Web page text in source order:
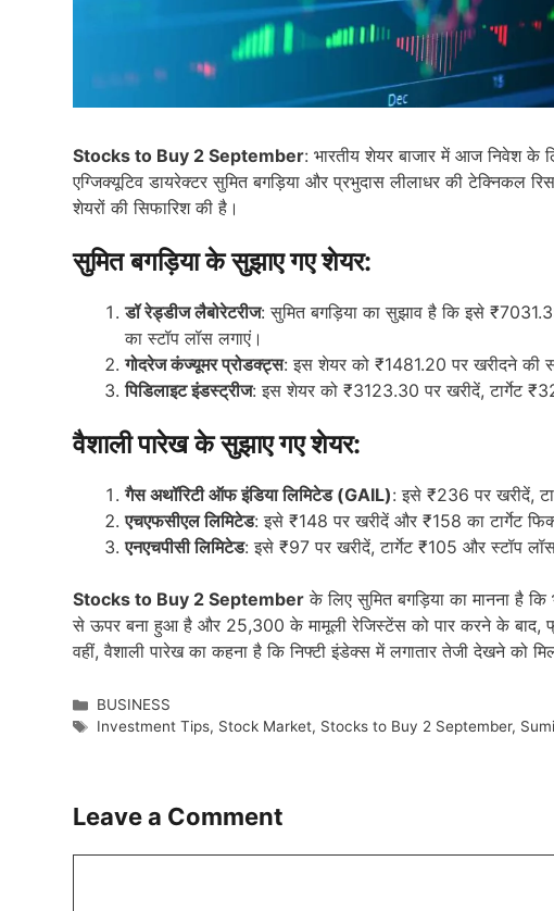
Stocks to Buy 2 September: भारतीय शेयर बाजार में आज निवेश के
एग्जिक्यूटिव डायरेक्टर सुमित बगड़िया और प्रभुदास लीलाधर की टेक्निकल
शेयरों की सिफारिश की है।
सुमित बगड़िया के सुझाए गए शेयर:
डॉ रेड्डीज लैबोरेटरीज: सुमित बगड़िया का सुझाव है कि इसे
का स्टॉप लॉस लगाएं।
गोदरेज कंज्यूमर प्रोडक्ट्स: इस शेयर को ₹1481.20 पर खरीदने की
पिडिलाइट इंडस्ट्रीज: इस शेयर को ₹3123.30 पर खरीदें, टार्गेट
वैशाली पारेख के सुझाए गए शेयर:
गैस अथॉरिटी ऑफ इंडिया लिमिटेड (GAIL): इसे ₹236 पर खरीदें,
एचएफसीएल लिमिटेड: इसे ₹148 पर खरीदें और ₹158 का टार्गेट
एनएचपीसी लिमिटेड: इसे ₹97 पर खरीदें, टार्गेट ₹105 और स्टॉप
Stocks to Buy 2 September के लिए सुमित बगड़िया का मानना है
से ऊपर बना हुआ है और 25,300 के मामूली रेजिस्टेंस को पार करने के
वहीं, वैशाली पारेख का कहना है कि निफ्टी इंडेक्स में लगातार तेजी देखने को
Categories
BUSINESS
Tags
Investment Tips, Stock Market, Stocks to Buy 2 September,
Leave a Comment